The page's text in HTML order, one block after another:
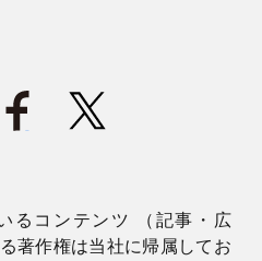
るコンテンツ （記事・広
著作権は当社に帰属してお